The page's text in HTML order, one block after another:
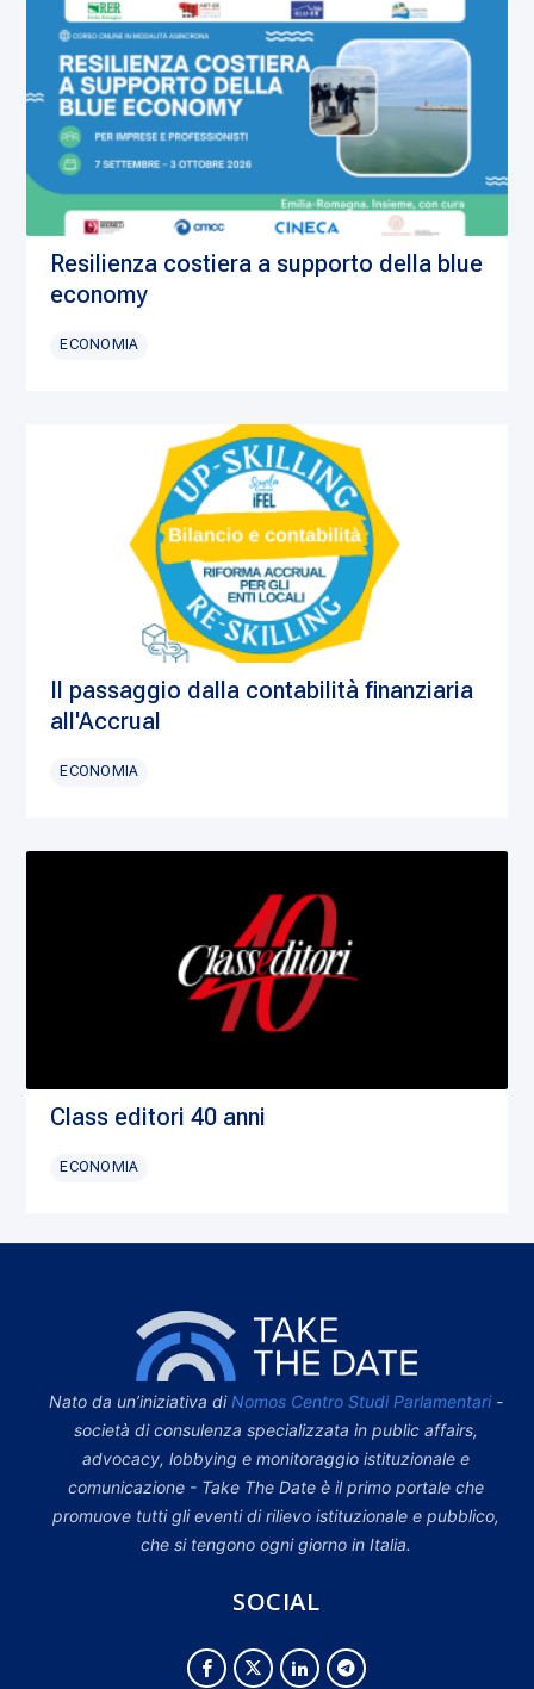
Resilienza costiera a supporto della blue
economy
ECONOMIA
Il passaggio dalla contabilità finanziaria
all'Accrual
ECONOMIA
Class editori 40 anni
ECONOMIA
Nato da un’iniziativa di Nomos Centro Studi Parlamentari-
società di consulenza specializzata in public affairs,
advocacy, lobbying e monitoraggio istituzionale e
comunicazione - Take The Date è il primo portale che
promuove tutti gli eventi di rilievo istituzionale e pubblico,
che si tengono ogni giorno in Italia.
SOCIAL